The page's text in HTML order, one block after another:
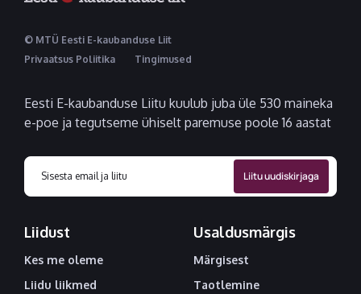
© MTÜ Eesti E-kaubanduse Liit
Privaatsus Poliitika
Tingimused
Eesti E-kaubanduse Liitu kuulub juba üle 530 maineka
e-poe ja tegutseme ühiselt paremuse poole 16 aastat
Liidust
Kes me oleme
Liidu liikmed
Usaldusmärgis
Märgisest
Taotlemine